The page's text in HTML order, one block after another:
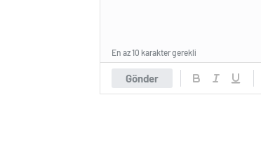
Gönder
En az 10 karakter gerekli